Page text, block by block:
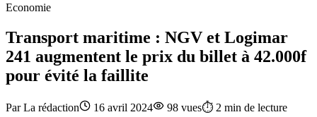
Economie
Transport maritime : NGV et Logimar
241 augmentent le prix du billet à 42.000f
pour évité la faillite
ParLa rédaction 16 avril 2024 98 vues⏱️ 2 min de lecture